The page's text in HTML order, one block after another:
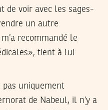
de voir avec les sages-
un autre
recommandé le
tient à lui
pas uniquement
de Nabeul, il n’y a